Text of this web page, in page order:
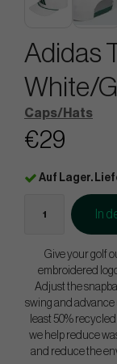
Adidas
White/
Caps/Hats
€29
Auf Lager.
In
Give your golf
embroidered
Adjust the
swing and advance
least 50%
we help reduce
and reduce the